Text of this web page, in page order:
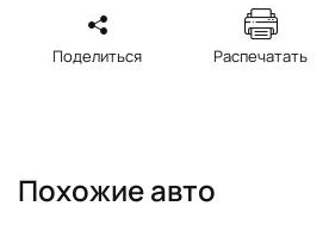
Поделиться Распечатать
Похожие авто